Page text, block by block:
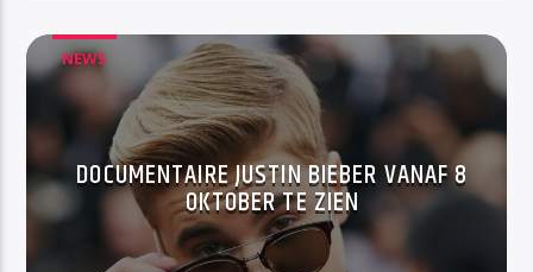
NEWS
DOCUMENTAIRE JUSTIN BIEBER VANAF 8
OKTOBER TE ZIEN